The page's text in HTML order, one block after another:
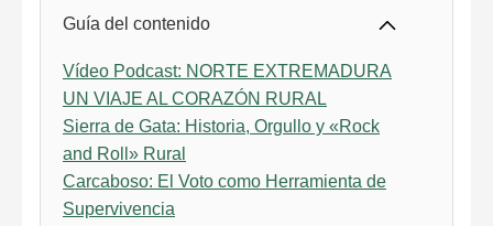
Guía del contenido
Vídeo Podcast: NORTE EXTREMADURA
UN VIAJE AL CORAZÓN RURAL
Sierra de Gata: Historia, Orgullo y «Rock
and Roll» Rural
Carcaboso: El Voto como Herramienta de
Supervivencia